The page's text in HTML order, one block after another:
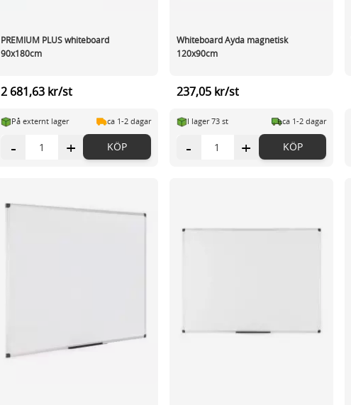
PREMIUM PLUS whiteboard
90x180cm
2 681,63 kr/st
På externt lager ca 1-2 dagar
- + KÖP
Whiteboard Ayda magnetisk
120x90cm
237,05 kr/st
I lager 73 st ca 1-2 dagar
- + KÖP